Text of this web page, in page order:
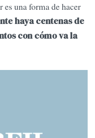
una forma de hacer
haya centenas de
con cómo va la